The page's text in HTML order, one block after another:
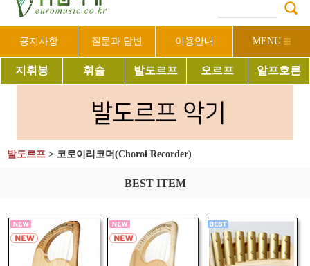
공지사항 질문과 답변 이용안내 MENU
지휘봉 휘슬 발도르프 오르프 알프호른
발도르프 > 코로이리코더(Choroi Recorder)
BEST ITEM